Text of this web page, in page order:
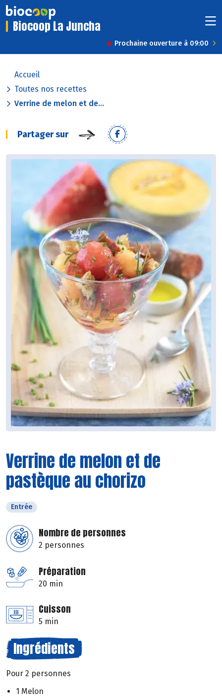
Biocoop La Juncha
Prochaine ouverture à 09:00
Accueil
Toutes nos recettes
Verrine de melon et de...
Partager sur
Verrine de melon et de
pastèque au chorizo
Entrée
Nombre de personnes
2 personnes
Préparation
20 min
Cuisson
5 min
Ingrédients
Pour 2 personnes
1 Melon